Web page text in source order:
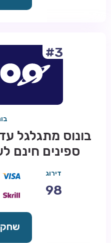
#3
ספינים חינם
דירוג
98
שחק